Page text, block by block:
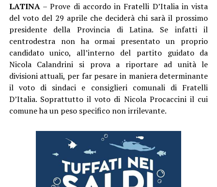
LATINA– Prove di accordo in Fratelli D’Italia in vista
del voto del 29 aprile che deciderà chi sarà il prossimo
presidente della Provincia di Latina. Se infatti il
centrodestra non ha ormai presentato un proprio
candidato unico, all’interno del partito guidato da
Nicola Calandrini si prova a riportare ad unità le
divisioni attuali, per far pesare in maniera determinante
il voto di sindaci e consiglieri comunali di Fratelli
D’Italia. Soprattutto il voto di Nicola Procaccini il cui
comune ha un peso specifico non irrilevante.